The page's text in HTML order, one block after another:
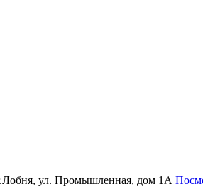
ул. Промышленная, дом 1А